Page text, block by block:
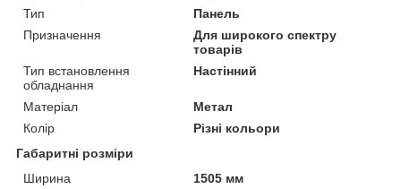
Тип
Панель
Призначення
Для широкого спектру
товарів
Тип встановлення
обладнання
Настінний
Матеріал
Метал
Колір
Різні кольори
Габаритні розміри
Ширина
1505 мм